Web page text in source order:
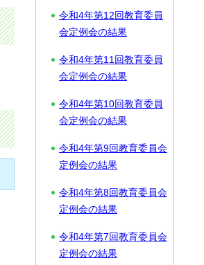
令和4年第12回教育委員
会定例会の結果
令和4年第11回教育委員
会定例会の結果
令和4年第10回教育委員
会定例会の結果
令和4年第9回教育委員会
定例会の結果
令和4年第8回教育委員会
定例会の結果
令和4年第7回教育委員会
定例会の結果